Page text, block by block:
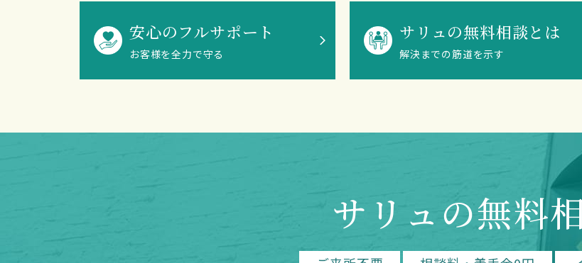
安心のフルサポート
お客様を全力で守る
サリュの無料相談とは
解決までの筋道を示す
サリュの無料